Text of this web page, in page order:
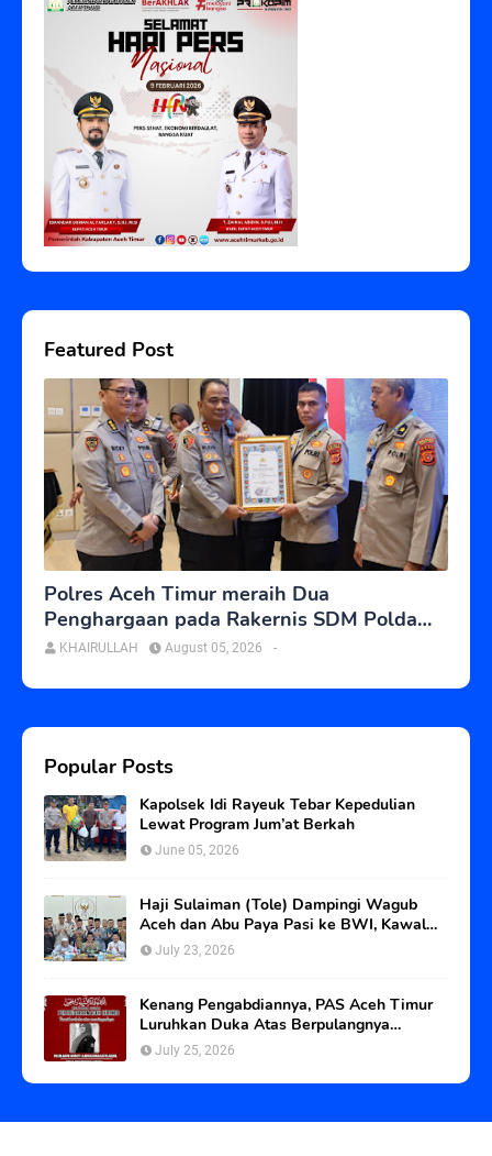
Featured Post
Polres Aceh Timur meraih Dua
Penghargaan pada Rakernis SDM Polda
Aceh
KHAIRULLAH -
August 05, 2026
Popular Posts
Kapolsek Idi Rayeuk Tebar Kepedulian
Lewat Program Jum’at Berkah
June 05, 2026
Haji Sulaiman (Tole) Dampingi Wagub
Aceh dan Abu Paya Pasi ke BWI, Kawal
Status Tanah Wakaf Blangpadang
July 23, 2026
Kenang Pengabdiannya, PAS Aceh Timur
Luruhkan Duka Atas Berpulangnya
Srikandi PAS Langsa
July 25, 2026